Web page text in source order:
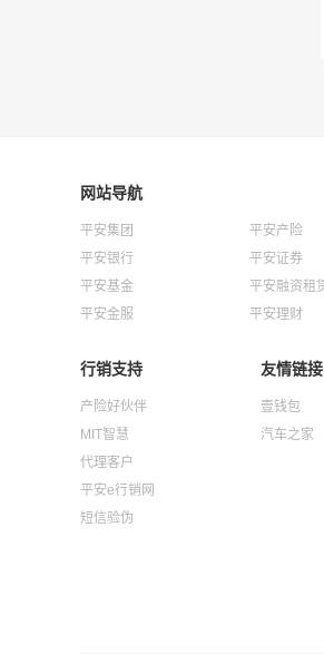
网站导航
平安集团 平安产险
平安银行
平安证券
平安基金
平安融资租
平安金服
平安理财
行销支持
产险好伙伴
MIT智慧
代理客户
平安e行销网
短信验伪
友情链接
壹钱包
汽车之家